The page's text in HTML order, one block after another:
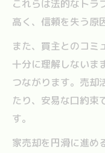
これらは法的なトラ
高く、信頼を失う原
また、買主とのコミ
十分に理解しないま
つながります。売却
たり、安易な口約束
す。
家売却を円滑に進め